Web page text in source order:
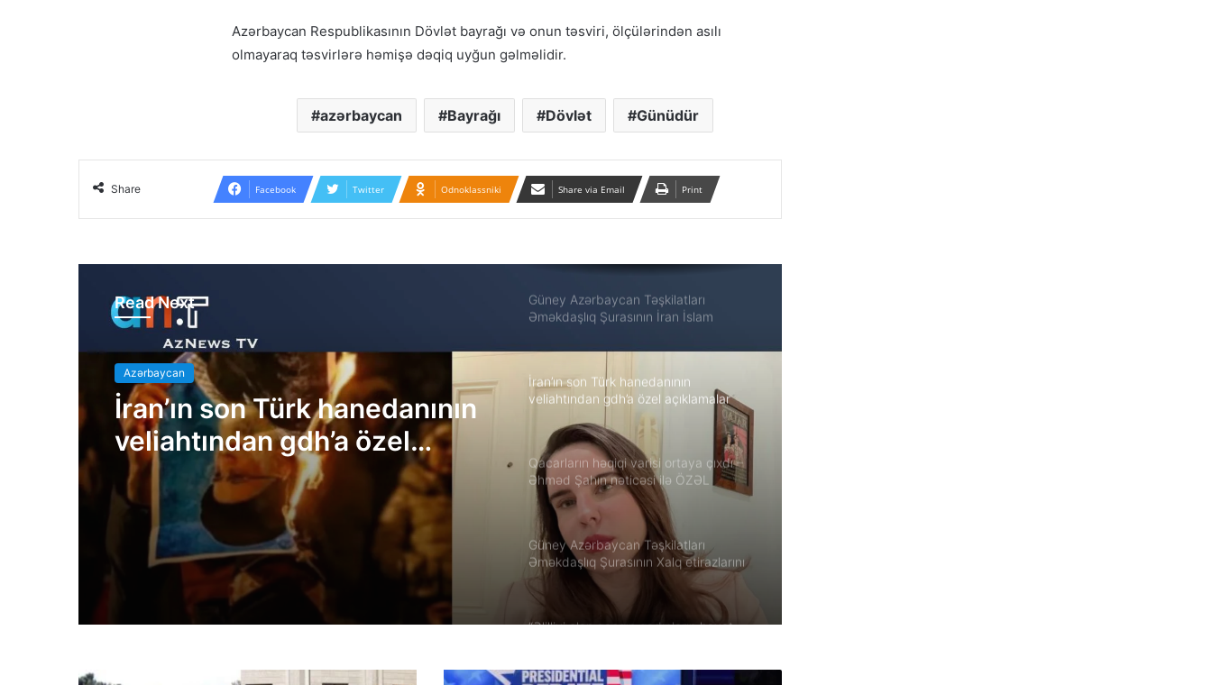
Azərbaycan Respublikasının Dövlət bayrağı və onun təsviri, ölçülərindən asılı
olmayaraq təsvirlərə həmişə dəqiq uyğun gəlməlidir.
azərbaycan Bayrağı Dövlət Günüdür
Share Facebook Twitter Odnoklassniki Share via Email Print
Read Next
Azərbaycan
İran’ın son Türk hanedanının
veliahtından gdh’a özel
açıklamalar
Qacar Şahlarının İtən Qəbirləri və Gizli
Güney Azərbaycan təşkilatları və
Güç, anlatı ve görünmez millet: İran’da
bağımsız gazeteci
Güney Azərbaycan Təşkilatları
Əməkdaşlıq Şurasının İran İslam
Respublikasına qarşı təcavüzkar
İran’ın son Türk hanedanının
veliahtından gdh’a özel açıklamalar
Qacarların həqiqi varisi ortaya çıxdı –
Əhməd Şahın nəticəsi ilə ÖZƏL
MÜSAHİBƏ
Güney Azərbaycan Təşkilatları
Əməkdaşlıq Şurasının Xalq etirazlarını
dəstəkləmək və küçə etirazlarına
çağırışla bağlı bəyanatı
“Əlilliyi olan qaçqın qadınların həyat